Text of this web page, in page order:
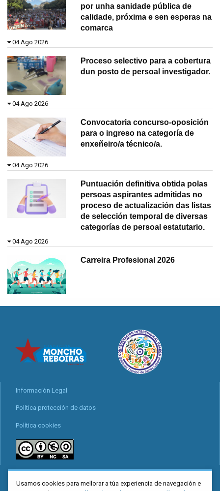
por unha sanidade pública de
calidade, próxima e sen esperas na
comarca
04 Ago 2026
Proceso selectivo para a cobertura
dun posto de persoal investigador.
04 Ago 2026
Convocatoria concurso-oposición
para o ingreso na categoría de
enxeñeiro/a técnico/a.
04 Ago 2026
Puntuación definitiva obtida polas
persoas aspirantes admitidas no
proceso de actualización das listas
de selección temporal de diversas
categorías de persoal estatutario.
04 Ago 2026
Carreira Profesional 2026
Información Legal
Política protección de datos
Política cookies
Usamos cookies para mellorar a túa experiencia de navegación e